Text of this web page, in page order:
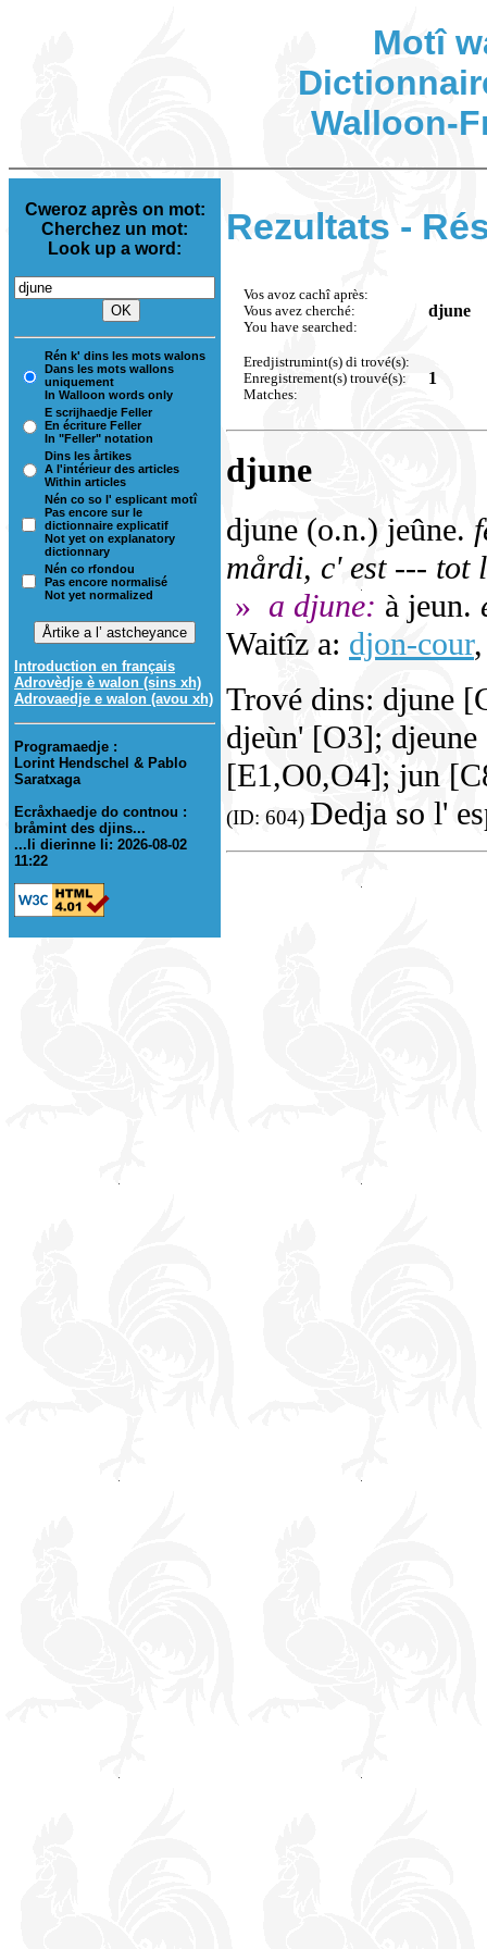
Motî
Walloon-
Cweroz après on mot:
Cherchez un mot:
Look up a word:
Rén k' dins les mots walons
Dans les mots wallons
uniquement
In Walloon words only
E scrijhaedje Feller
En écriture Feller
In "Feller" notation
Dins les årtikes
A l'intérieur des articles
Within articles
Nén co so l' esplicant motî
Pas encore sur le
dictionnaire explicatif
Not yet on explanatory
dictionnary
Nén co rfondou
Pas encore normalisé
Not yet normalized
Introduction en français
Adrovèdje è walon (sins xh)
Adrovaedje e walon (avou xh)
Programaedje :
Lorint Hendschel & Pablo
Saratxaga
Ecråxhaedje do contnou :
bråmint des djins...
...li dierinne li: 2026-08-02
11:22
Rezultats -
Vos avoz cachî après:
Vous avez cherché:
You have searched:
djune
Eredjistrumint(s) di trové(s):
Enregistrement(s) trouvé(s):
Matches:
1
djune
djune (o.n.) jeûne.
mårdi, c' est --- tot
» a djune: à jeun.
Waitîz a: djon-cour
Trové dins: djune
djeùn' [O3];
[E1,O0,O4]; jun
(ID: 604) Dedja so l'